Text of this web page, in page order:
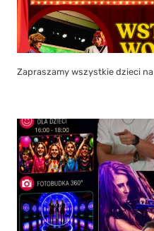
Zapraszamy wszystkie dzieci